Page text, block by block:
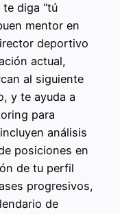
diga “tú
mentor en
deportivo
actual,
al siguiente
y te ayuda a
para
análisis
posiciones en
de tu perfil
progresivos,
de